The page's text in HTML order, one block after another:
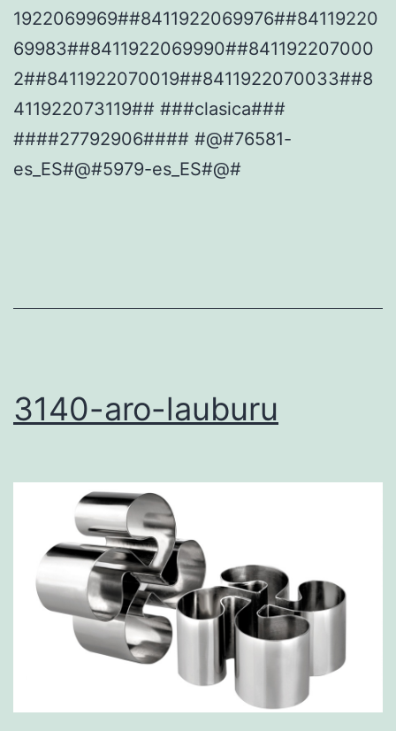
1922069969##8411922069976##84119220
69983##8411922069990##841192207000
2##8411922070019##8411922070033##8
411922073119## ###clasica###
####27792906#### #@#76581-
es_ES#@#5979-es_ES#@#
3140-aro-lauburu